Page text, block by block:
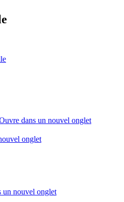
dans un nouvel onglet
onglet
un nouvel onglet